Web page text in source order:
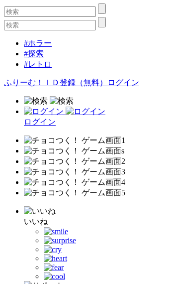
#ホラー
#探索
#レトロ
ふりーむ！ＩＤ登録（無料） ログイン
ログイン
いいね